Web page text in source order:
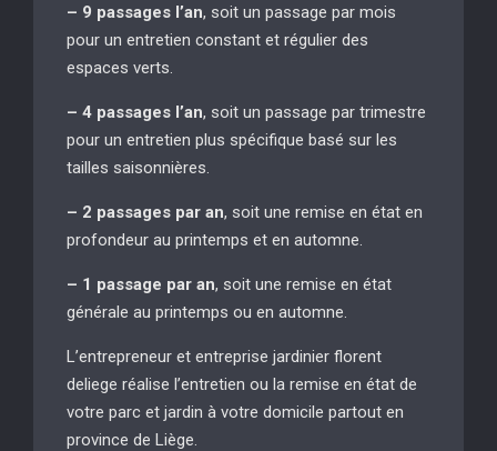
– 9 passages l’an, soit un passage par mois
pour un entretien constant et régulier des
espaces verts.
– 4 passages l’an, soit un passage par trimestre
pour un entretien plus spécifique basé sur les
tailles saisonnières.
– 2 passages par an, soit une remise en état en
profondeur au printemps et en automne.
– 1 passage par an, soit une remise en état
générale au printemps ou en automne.
L’entrepreneur et entreprise jardinier florent
deliege réalise l’entretien ou la remise en état de
votre parc et jardin à votre domicile partout en
province de Liège.